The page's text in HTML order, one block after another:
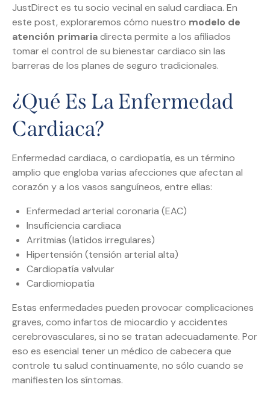
JustDirect es tu socio vecinal en salud cardiaca. En
este post, exploraremos cómo nuestro modelo de
atención primariadirecta permite a los afiliados
tomar el control de su bienestar cardiaco sin las
barreras de los planes de seguro tradicionales.
¿Qué Es La Enfermedad
Cardiaca?
Enfermedad cardiaca, o cardiopatía, es un término
amplio que engloba varias afecciones que afectan al
corazón y a los vasos sanguíneos, entre ellas:
Enfermedad arterial coronaria (EAC)
Insuficiencia cardiaca
Arritmias (latidos irregulares)
Hipertensión (tensión arterial alta)
Cardiopatía valvular
Cardiomiopatía
Estas enfermedades pueden provocar complicaciones
graves, como infartos de miocardio y accidentes
cerebrovasculares, si no se tratan adecuadamente. Por
eso es esencial tener un médico de cabecera que
controle tu salud continuamente, no sólo cuando se
manifiesten los síntomas.